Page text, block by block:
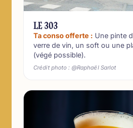
LE 303
Ta conso offerte : Une pinte
verre de vin, un soft ou une
(végé possible).
Crédit photo : @Raphaël Sarlot